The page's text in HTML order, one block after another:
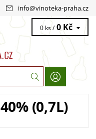
info@vinoteka-praha.cz
0 ks / 0 Kč
(0,7L)